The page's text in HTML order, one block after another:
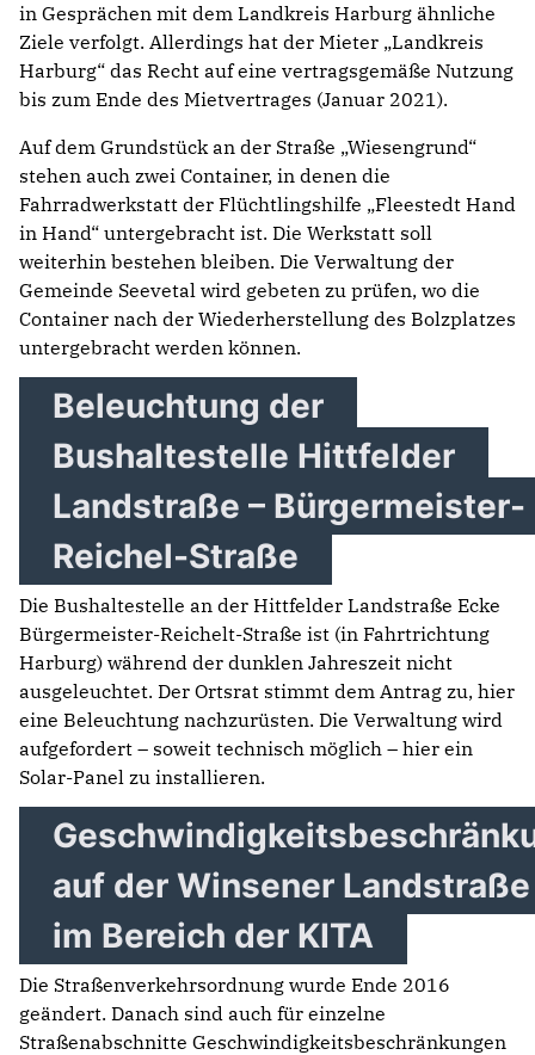
in Gesprächen mit dem Landkreis Harburg ähnliche
Ziele verfolgt. Allerdings hat der Mieter „Landkreis
Harburg“ das Recht auf eine vertragsgemäße Nutzung
bis zum Ende des Mietvertrages (Januar 2021).
Auf dem Grundstück an der Straße „Wiesengrund“
stehen auch zwei Container, in denen die
Fahrradwerkstatt der Flüchtlingshilfe „Fleestedt Hand
in Hand“ untergebracht ist. Die Werkstatt soll
weiterhin bestehen bleiben. Die Verwaltung der
Gemeinde Seevetal wird gebeten zu prüfen, wo die
Container nach der Wiederherstellung des Bolzplatzes
untergebracht werden können.
Beleuchtung der
Bushaltestelle Hittfelder
Landstraße – Bürgermeister-
Reichel-Straße
Die Bushaltestelle an der Hittfelder Landstraße Ecke
Bürgermeister-Reichelt-Straße ist (in Fahrtrichtung
Harburg) während der dunklen Jahreszeit nicht
ausgeleuchtet. Der Ortsrat stimmt dem Antrag zu, hier
eine Beleuchtung nachzurüsten. Die Verwaltung wird
aufgefordert – soweit technisch möglich – hier ein
Solar-Panel zu installieren.
auf der Winsener Landstraße
im Bereich der KITA
Die Straßenverkehrsordnung wurde Ende 2016
geändert. Danach sind auch für einzelne
Straßenabschnitte Geschwindigkeitsbeschränkungen